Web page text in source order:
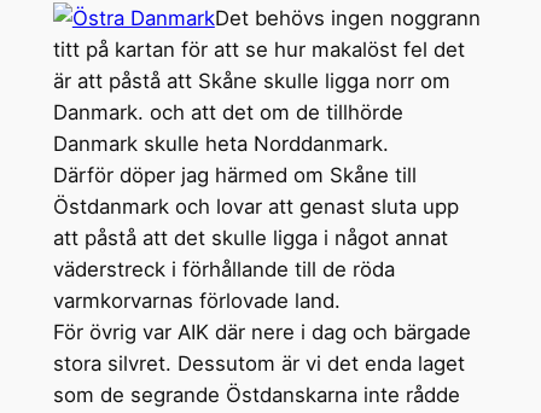
Det behövs ingen noggrann
titt på kartan för att se hur makalöst fel det
är att påstå att Skåne skulle ligga norr om
Danmark. och att det om de tillhörde
Danmark skulle heta Norddanmark.
Därför döper jag härmed om Skåne till
Östdanmark och lovar att genast sluta upp
att påstå att det skulle ligga i något annat
väderstreck i förhållande till de röda
varmkorvarnas förlovade land.
För övrig var AIK där nere i dag och bärgade
stora silvret. Dessutom är vi det enda laget
som de segrande Östdanskarna inte rådde